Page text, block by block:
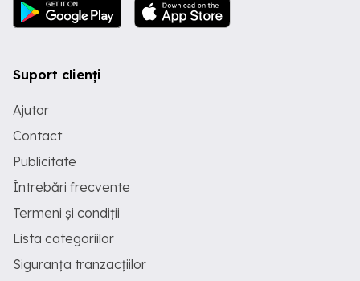
Suport clienți
Ajutor
Contact
Publicitate
Întrebări frecvente
Termeni și condiții
Lista categoriilor
Siguranța tranzacțiilor